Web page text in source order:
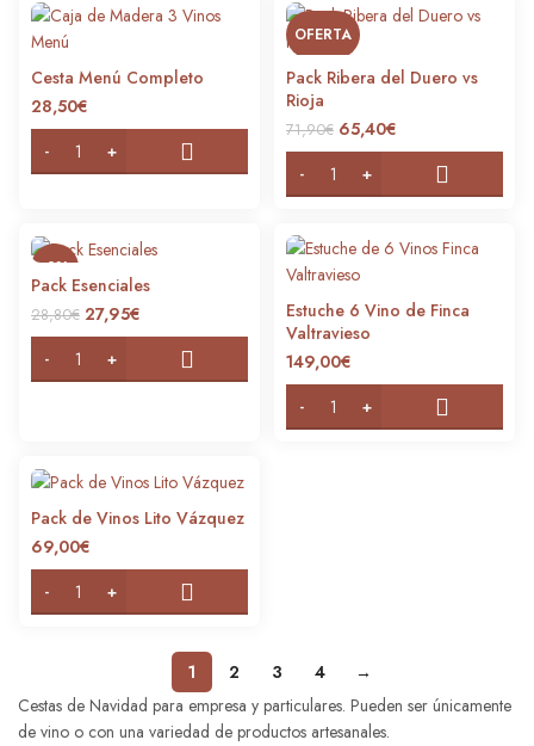
Cesta Menú Completo
28,50€
OFERTA
Pack Ribera del Duero vs
Rioja
71,90€ El
precio
original
era:
65,40€
precio
es:
-3%
Pack Esenciales
28,80€ El
precio
original
era:
27,95€
precio
es:
Estuche 6 Vino de Finca
Valtravieso
149,00€
Pack de Vinos Lito Vázquez
69,00€
1 2 3 4
→
Cestas de Navidad para empresa y particulares. Pueden ser únicamente
de vino o con una variedad de productos artesanales.